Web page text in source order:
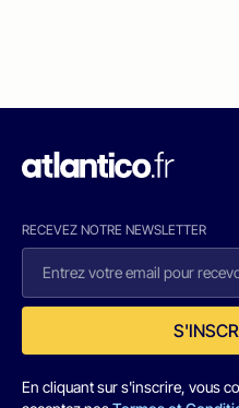
RECEVEZ NOTRE NEWSLETTER
En cliquant sur s'inscrire, vous